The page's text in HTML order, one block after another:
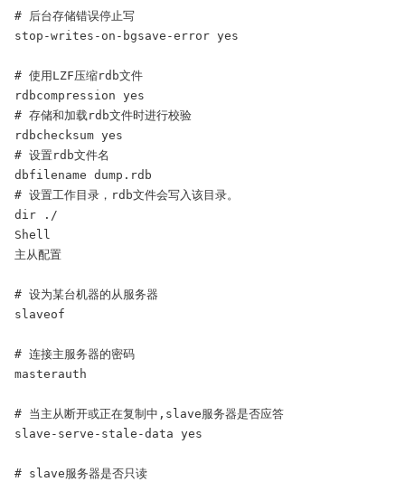
# 后台存储错误停止写
stop-writes-on-bgsave-error yes
# 使用LZF压缩rdb文件
rdbcompression yes
# 存储和加载rdb文件时进行校验
rdbchecksum yes
# 设置rdb文件名
dbfilename dump.rdb
# 设置工作目录，rdb文件会写入该目录。
dir ./
Shell
主从配置
# 设为某台机器的从服务器
slaveof
# 连接主服务器的密码
masterauth
# 当主从断开或正在复制中,slave服务器是否应答
slave-serve-stale-data yes
# slave服务器是否只读